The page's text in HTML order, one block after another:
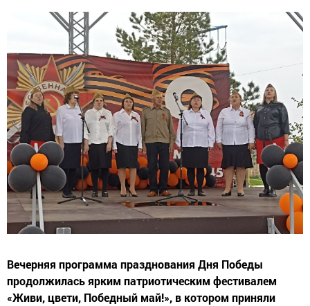
Вечерняя программа празднования Дня Победы
продолжилась ярким патриотическим фестивалем
«Живи, цвети, Победный май!», в котором приняли